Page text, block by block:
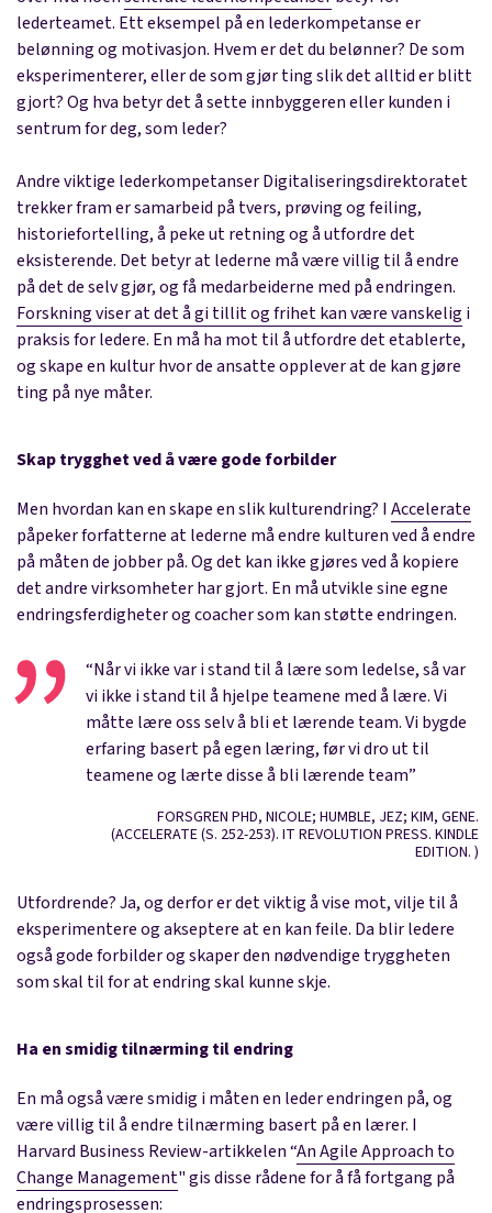
lederteamet. Ett eksempel på en lederkompetanse er
belønning og motivasjon. Hvem er det du belønner? De som
eksperimenterer, eller de som gjør ting slik det alltid er blitt
gjort? Og hva betyr det å sette innbyggeren eller kunden i
sentrum for deg, som leder?
Andre viktige lederkompetanser Digitaliseringsdirektoratet
trekker fram er samarbeid på tvers, prøving og feiling,
historiefortelling, å peke ut retning og å utfordre det
eksisterende. Det betyr at lederne må være villig til å endre
på det de selv gjør, og få medarbeiderne med på endringen.
Forskning viser at det å gi tillit og frihet kan være vanskelig i
praksis for ledere. En må ha mot til å utfordre det etablerte,
og skape en kultur hvor de ansatte opplever at de kan gjøre
ting på nye måter.
Skap trygghet ved å være gode forbilder
Men hvordan kan en skape en slik kulturendring? IAccelerate
påpeker forfatterne at lederne må endre kulturen ved å endre
på måten de jobber på. Og det kan ikke gjøres ved å kopiere
det andre virksomheter har gjort. En må utvikle sine egne
endringsferdigheter og coacher som kan støtte endringen.
“Når vi ikke var i stand til å lære som ledelse, så var
vi ikke i stand til å hjelpe teamene med å lære. Vi
måtte lære oss selv å bli et lærende team. Vi bygde
erfaring basert på egen læring, før vi dro ut til
teamene og lærte disse å bli lærende team”
FORSGREN PHD, NICOLE; HUMBLE, JEZ; KIM, GENE.
(ACCELERATE (S. 252-253). IT REVOLUTION PRESS. KINDLE
EDITION. )
Utfordrende? Ja, og derfor er det viktig å vise mot, vilje til å
eksperimentere og akseptere at en kan feile. Da blir ledere
også gode forbilder og skaper den nødvendige tryggheten
som skal til for at endring skal kunne skje.
Ha en smidig tilnærming til endring
En må også være smidig i måten en leder endringen på, og
være villig til å endre tilnærming basert på en lærer. I
Harvard Business Review-artikkelen “An Agile Approach to
Change Management" gis disse rådene for å få fortgang på
endringsprosessen: